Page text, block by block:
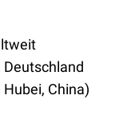
Deutschland
China)